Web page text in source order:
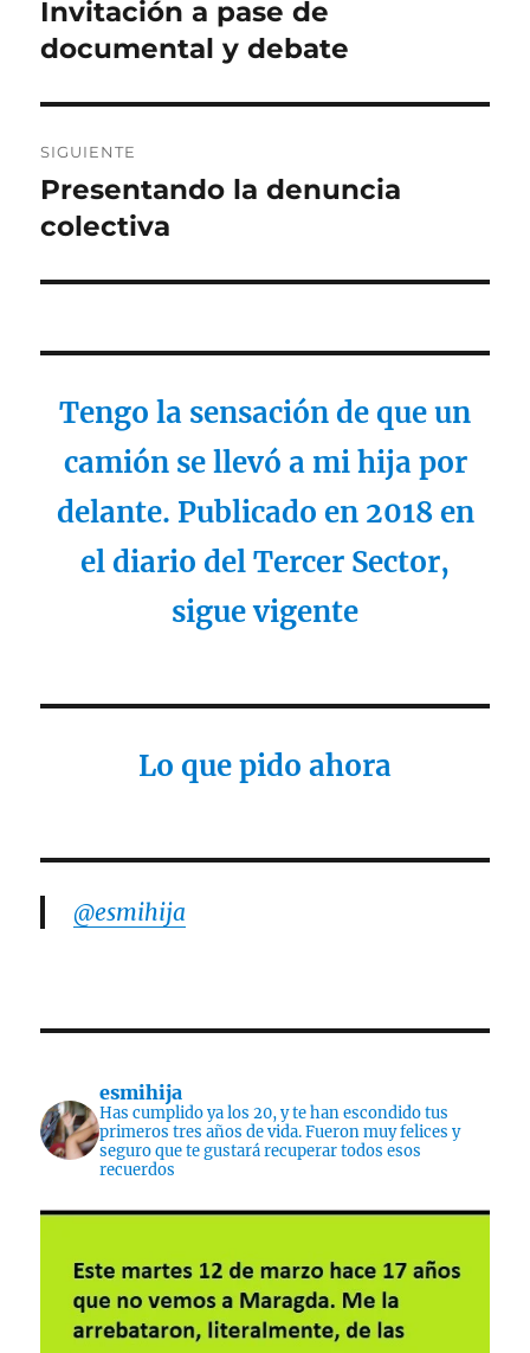
entradas
Entrada
anterior:
Invitación a pase de
documental y debate
SIGUIENTE
Entrada
siguiente:
Presentando la denuncia
colectiva
Tengo la sensación de que un
camión se llevó a mi hija por
delante. Publicado en 2018 en
el diario del Tercer Sector,
sigue vigente
Lo que pido ahora
@esmihija
esmihija
Has cumplido ya los 20, y te han escondido tus
primeros tres años de vida. Fueron muy felices y
seguro que te gustará recuperar todos esos
recuerdos